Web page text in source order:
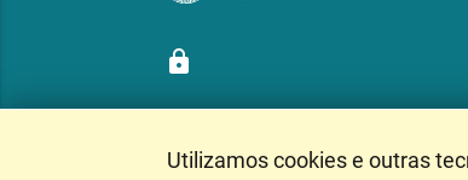
lock
Utilizamos cookies e outras